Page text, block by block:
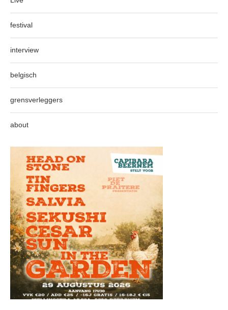
festival
interview
belgisch
grensverleggers
about